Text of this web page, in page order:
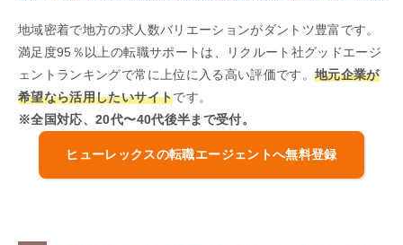
地域密着で地方の求人数バリエーションがダントツ豊富です。
満足度95％以上の転職サポートは、リクルート社グッドエージ
ェントランキングで常に上位に入る高い評価です。地元企業が
希望なら活用したいサイトです。
※全国対応、20代〜40代後半まで受付。
ヒューレックスの転職エージェントへ無料登録